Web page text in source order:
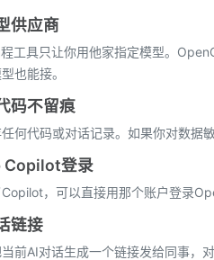
供应商
工具只让你用他家指定模型。
也能接。
码不留痕
何代码或对话记录。如果你对数据
Copilot登录
，可以直接用那个账户登录
链接
前AI对话生成一个链接发给同事，